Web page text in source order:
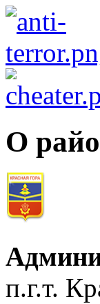
О
п.г.т.